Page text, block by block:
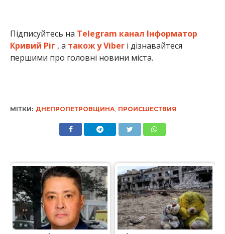
Підписуйтесь на Telegram канал Інформатор
Кривий Ріг , а також у Viberі дізнавайтеся
першими про головні новини міста.
МІТКИ: ДНЕПРОПЕТРОВЩИНА, ПРОИСШЕСТВИЯ